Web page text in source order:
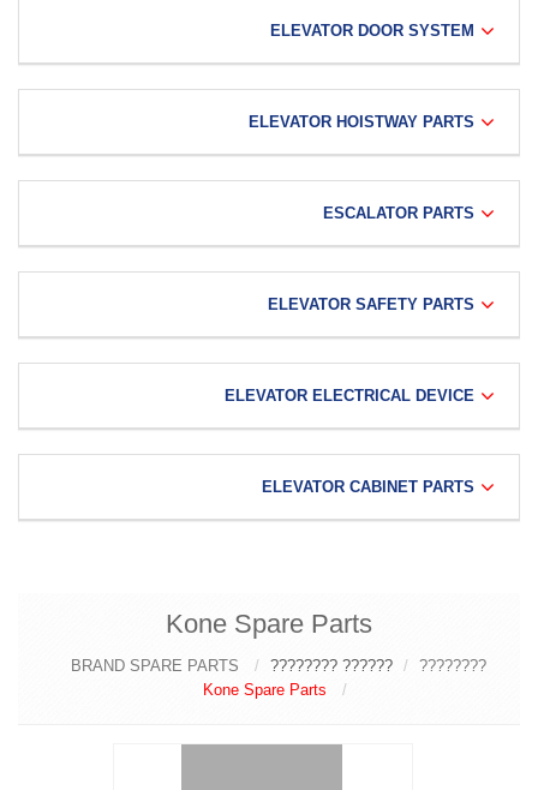
ELEVATOR DOOR SYSTEM
ELEVATOR HOISTWAY PARTS
ESCALATOR PARTS
ELEVATOR SAFETY PARTS
ELEVATOR ELECTRICAL DEVICE
ELEVATOR CABINET PARTS
Kone Spare Parts
????????
?????? ????????
BRAND SPARE PARTS